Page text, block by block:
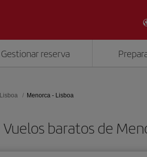
Gestionar reserva
Lisboa Menorca - Lisboa
Vuelos baratos de